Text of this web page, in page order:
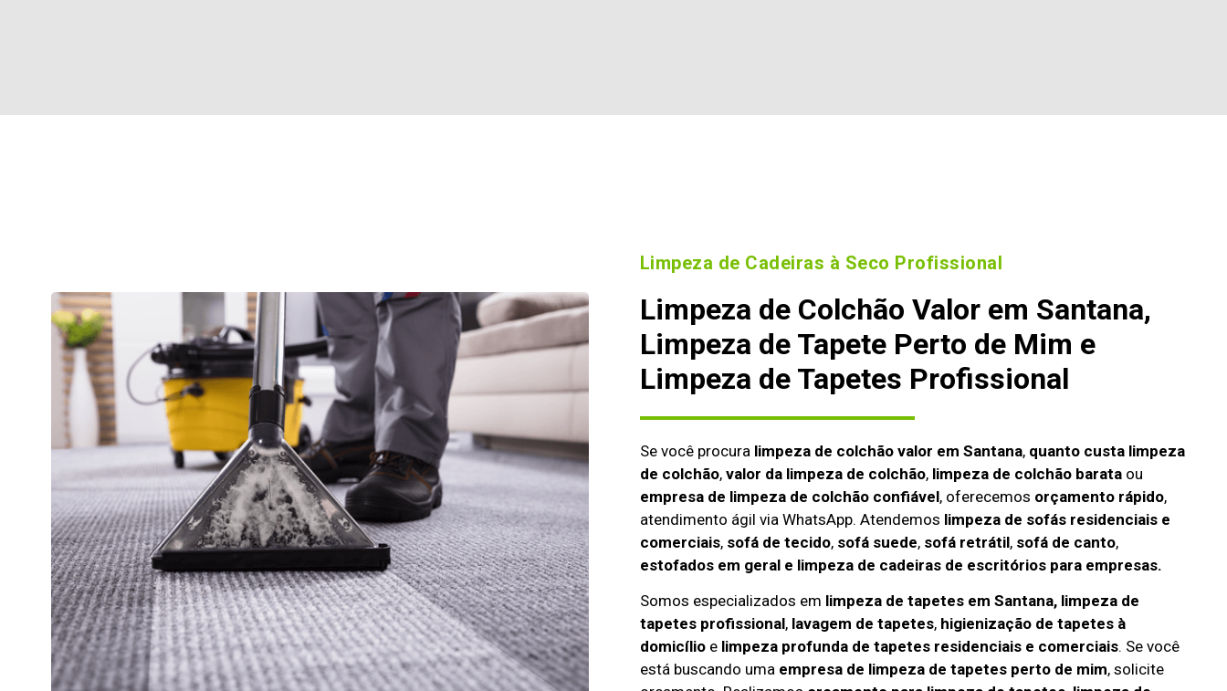
Limpeza de Cadeiras à Seco Profissional
Limpeza de Colchão Valor em Santana,
Limpeza de Tapete Perto de Mim e
Limpeza de Tapetes Profissional
Se você procura limpeza de colchão valor em Santana, quanto custa limpeza
de colchão, valor da limpeza de colchão, limpeza de colchão barataou
empresa de limpeza de colchão confiável, oferecemos orçamento rápido,
atendimento ágil via WhatsApp. Atendemos limpeza de sofás residenciais e
comerciais, sofá de tecido, sofá suede, sofá retrátil, sofá de canto,
estofados em geral e limpeza de cadeiras de escritórios para empresas.
Somos especializados em limpeza de tapetes em Santana, limpeza de
tapetes profissional, lavagem de tapetes, higienização de tapetes à
domicílioe limpeza profunda de tapetes residenciais e comerciais. Se você
está buscando uma empresa de limpeza de tapetes perto de mim, solicite